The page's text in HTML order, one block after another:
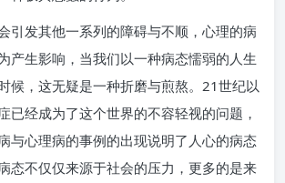
引发其他一系列的障碍与不顺，心理的病
产生影响，当我们以一种病态懦弱的人生
候，这无疑是一种折磨与煎熬。21世纪以
已经成为了这个世界的不容轻视的问题，
与心理病的事例的出现说明了人心的病态
态不仅仅来源于社会的压力，更多的是来